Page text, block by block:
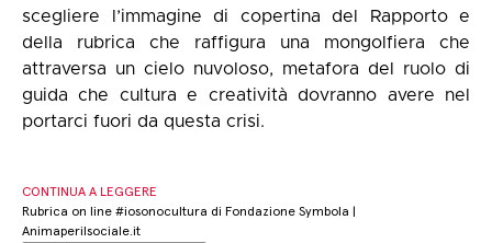
scegliere l’immagine di copertina del Rapporto e
della rubrica che raffigura una mongolfiera che
attraversa un cielo nuvoloso, metafora del ruolo di
guida che cultura e creatività dovranno avere nel
portarci fuori da questa crisi.
CONTINUA A LEGGERE
Rubrica on line #iosonocultura di Fondazione Symbola |
Animaperilsociale.it